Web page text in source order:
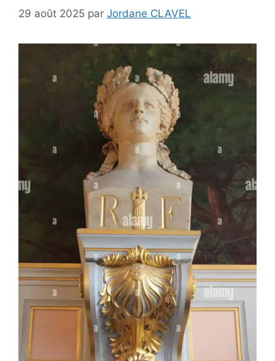
29 août 2025 par Jordane CLAVEL